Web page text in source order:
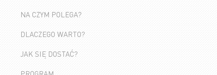
NA CZYM POLEGA?
DLACZEGO WARTO?
JAK SIĘ DOSTAĆ?